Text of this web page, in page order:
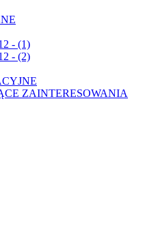
- (1)
- (2)
ZAINTERESOWANIA